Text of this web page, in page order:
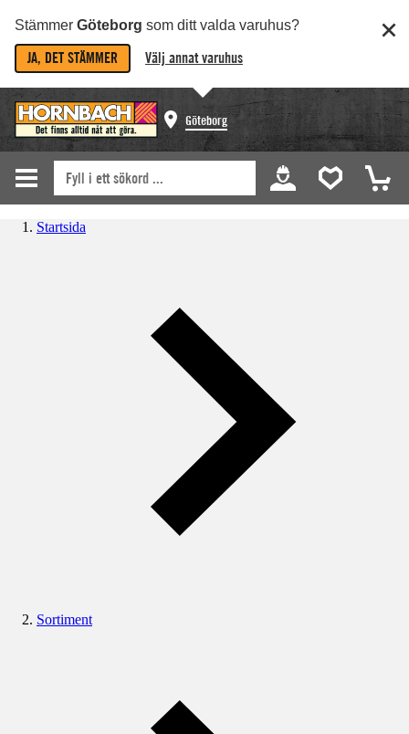
Stämmer Göteborg som ditt valda varuhus?
JA, DET STÄMMER Välj annat varuhus
Göteborg
Startsida
Sortiment